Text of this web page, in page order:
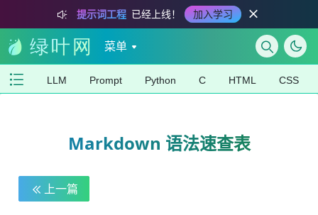
提示词工程 已经上线！ 加入学习
菜单
LLM Prompt Python C HTML CSS
Markdown 语法速查表
上一篇